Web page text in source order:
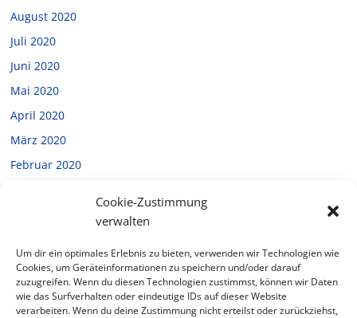
Cookie-Zustimmung
verwalten
Um dir ein optimales Erlebnis zu bieten, verwenden wir Technologien wie
Cookies, um Geräteinformationen zu speichern und/oder darauf
zuzugreifen. Wenn du diesen Technologien zustimmst, können wir Daten
wie das Surfverhalten oder eindeutige IDs auf dieser Website
verarbeiten. Wenn du deine Zustimmung nicht erteilst oder zurückziehst,
August 2020
Juli 2020
Juni 2020
Mai 2020
April 2020
März 2020
Februar 2020
Oktober 2019
September 2019
Juli 2019